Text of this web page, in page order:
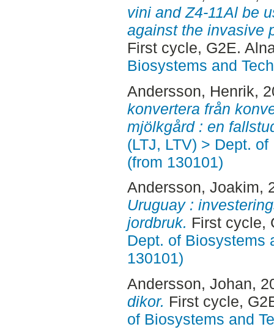
vini and Z4-11Al be
against the invasive
First cycle, G2E.
Biosystems and
Andersson, Henrik,
konvertera från
mjölkgård : en
(LTJ, LTV) > Dept.
(from 130101)
Andersson, Joakim,
Uruguay :
jordbruk. First cycle,
Dept. of Biosystems
130101)
Andersson, Johan,
dikor. First cycle,
of Biosystems and